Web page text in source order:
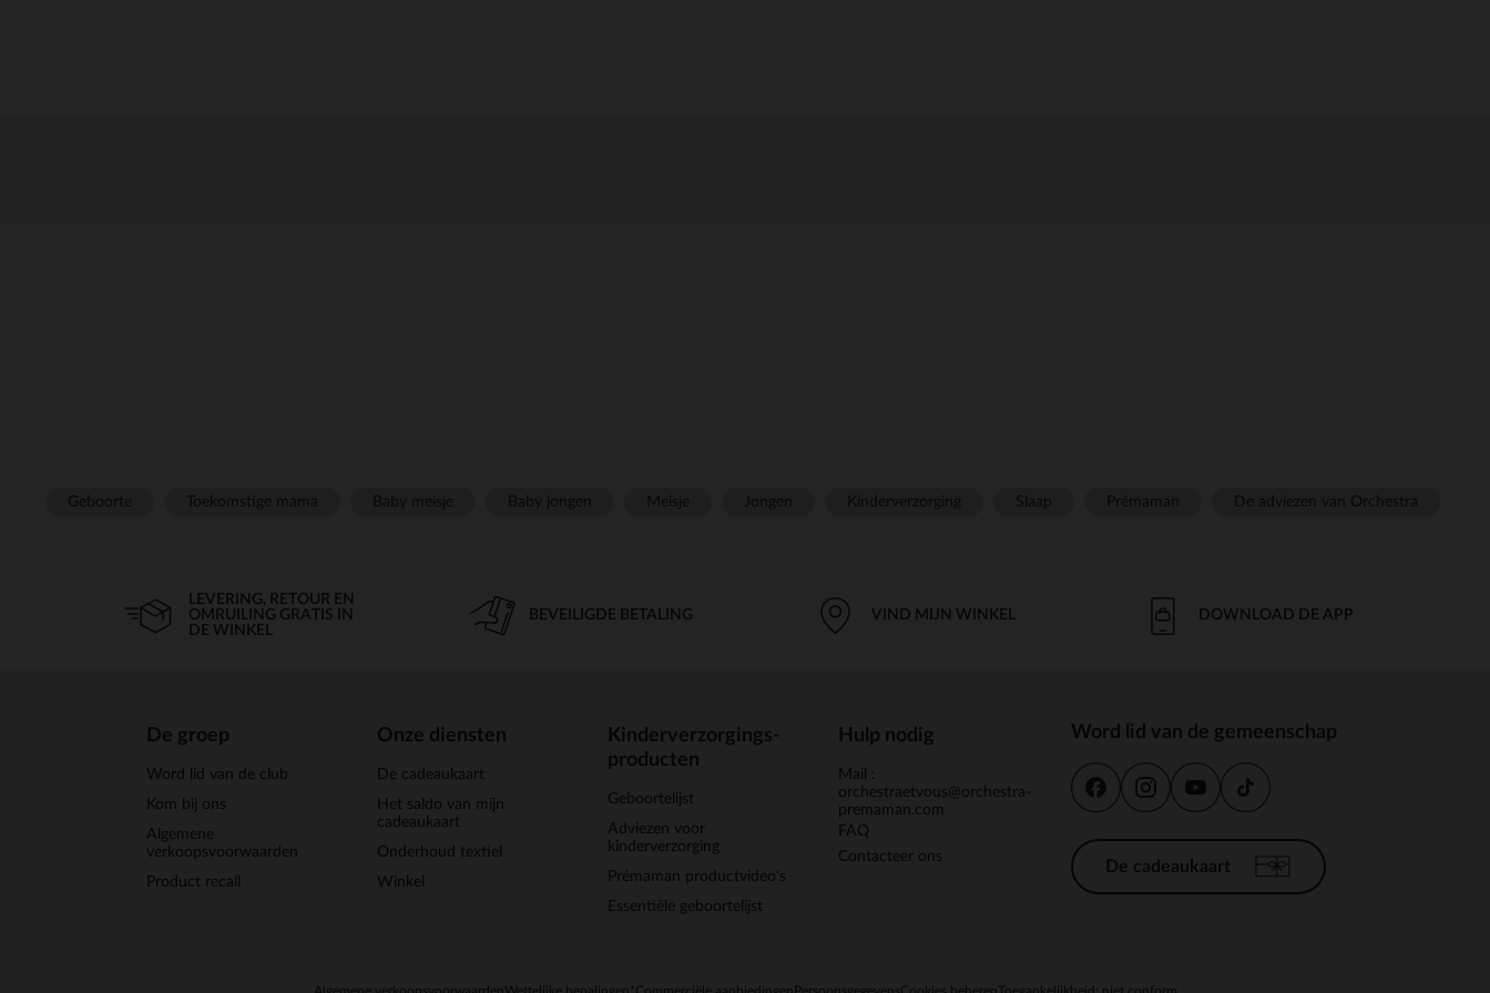
LEVERING, RETOUR EN
OMRUILING GRATIS IN
DE WINKEL
BEVEILIGDE BETALING VIND MIJN WINKEL DOWNLOAD DE APP
De groep
Word lid van de club
Kom bij ons
Algemene
verkoopsvoorwaarden
Product recall
Onze diensten
De cadeaukaart
Het saldo van mijn
cadeaukaart
Onderhoud textiel
Winkel
Kinderverzorgings-
producten
Geboortelijst
Adviezen voor
kinderverzorging
Prémaman productvideo's
Essentiële geboortelijst
Hulp nodig
Mail :
orchestraetvous@orchestra-
premaman.com
FAQ
Contacteer ons
Word lid van de gemeenschap
De cadeaukaart